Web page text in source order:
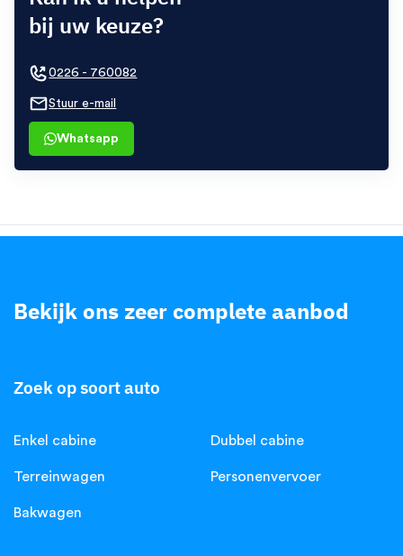
bij uw keuze?
0226 - 760082
Stuur e-mail
Whatsapp
Bekijk ons zeer complete aanbod
Zoek op soort auto
Enkel cabine Dubbel cabine
Terreinwagen Personenvervoer
Bakwagen